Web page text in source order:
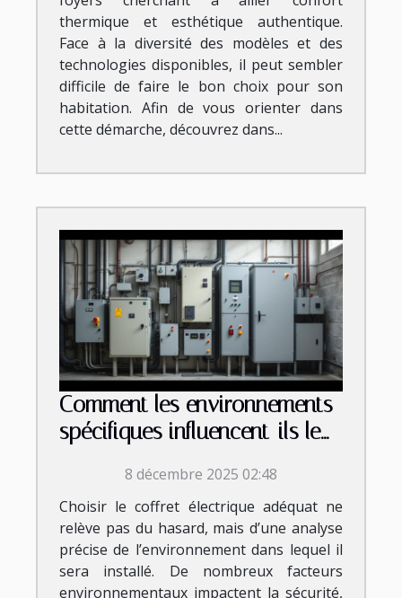
thermique et esthétique authentique.
Face à la diversité des modèles et des
technologies disponibles, il peut sembler
difficile de faire le bon choix pour son
habitation. Afin de vous orienter dans
cette démarche, découvrez dans...
Comment les environnements
spécifiques influencent-ils le
8 décembre 2025 02:48
Choisir le coffret électrique adéquat ne
relève pas du hasard, mais d’une analyse
précise de l’environnement dans lequel il
sera installé. De nombreux facteurs
environnementaux impactent la sécurité,